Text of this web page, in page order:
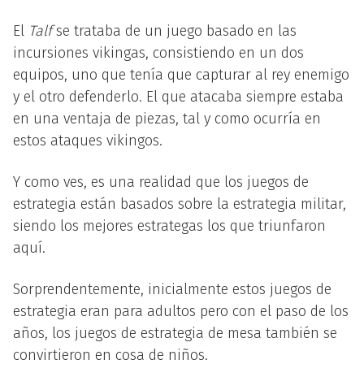
El Talfse trataba de un juego basado en las
incursiones vikingas, consistiendo en un dos
equipos, uno que tenía que capturar al rey enemigo
y el otro defenderlo. El que atacaba siempre estaba
en una ventaja de piezas, tal y como ocurría en
estos ataques vikingos.
Y como ves, es una realidad que los juegos de
estrategia están basados sobre la estrategia militar,
siendo los mejores estrategas los que triunfaron
aquí.
Sorprendentemente, inicialmente estos juegos de
estrategia eran para adultos pero con el paso de los
años, los juegos de estrategia de mesa también se
convirtieron en cosa de niños.